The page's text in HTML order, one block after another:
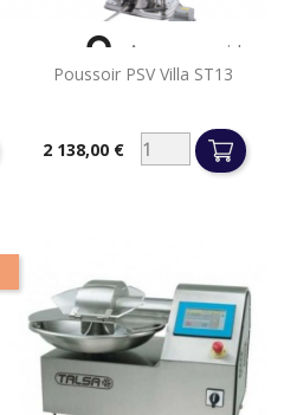
Poussoir PSV Villa ST13
Prix2 138,00 €
 Aperçu rapide